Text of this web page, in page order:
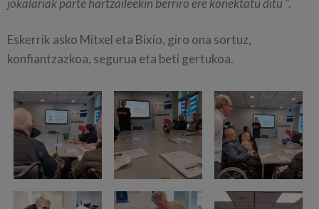
Eskerrik asko Mitxel eta Bixio, giro ona sortuz,
konfiantzazkoa, segurua eta beti gertukoa.